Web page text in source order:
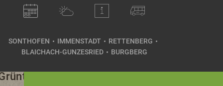
SONTHOFEN IMMENSTADT
RETTENBERG
BLAICHACH-GUNZESRIED
BURGBERG
oder mit
Ski- und